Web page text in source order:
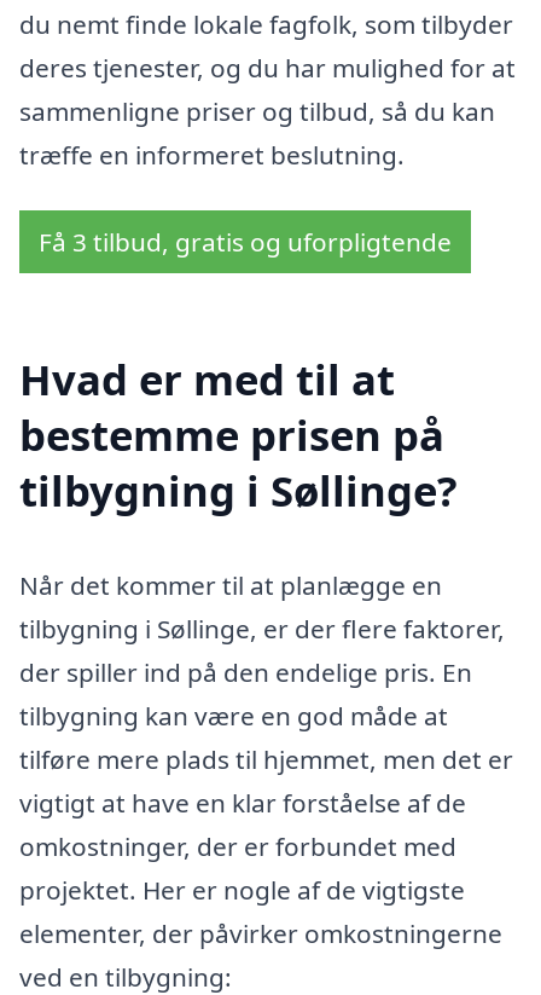
du nemt finde lokale fagfolk, som tilbyder
deres tjenester, og du har mulighed for at
sammenligne priser og tilbud, så du kan
træffe en informeret beslutning.
Få 3 tilbud, gratis og uforpligtende
Hvad er med til at
bestemme prisen på
tilbygning i Søllinge?
Når det kommer til at planlægge en
tilbygning i Søllinge, er der flere faktorer,
der spiller ind på den endelige pris. En
tilbygning kan være en god måde at
tilføre mere plads til hjemmet, men det er
vigtigt at have en klar forståelse af de
omkostninger, der er forbundet med
projektet. Her er nogle af de vigtigste
elementer, der påvirker omkostningerne
ved en tilbygning: